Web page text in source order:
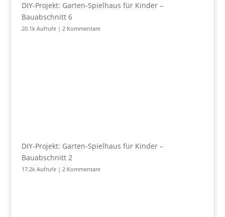
DIY-Projekt: Garten-Spielhaus für Kinder –
Bauabschnitt 6
20.1k Aufrufe| 2 Kommentare
DIY-Projekt: Garten-Spielhaus für Kinder –
Bauabschnitt 2
17.2k Aufrufe| 2 Kommentare